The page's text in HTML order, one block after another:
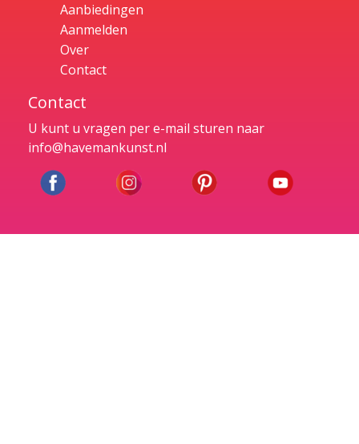
Aanbiedingen
Aanmelden
Over
Contact
Contact
U kunt u vragen per e-mail sturen naar
info@havemankunst.nl